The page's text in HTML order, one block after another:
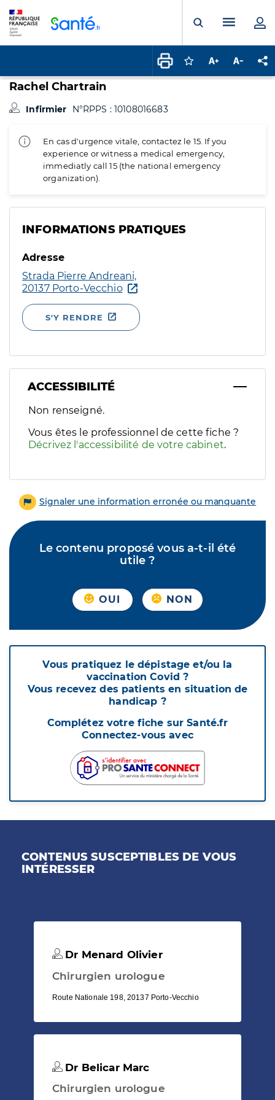
Ouvrir laMenu
Connectez-vous
Augmenter la
Rachel Chartrain
Infirmier N°RPPS : 10108016683
En cas d'urgence vitale, contactez le 15. If you
experience or witness a medical emergency,
immediatly call 15 (the national emergency
organization).
INFORMATIONS PRATIQUES
Adresse
Strada Pierre Andreani,
20137 Porto-Vecchio
S'Y RENDRE
ACCESSIBILITÉ
Filtres
Sélectionnez un ou plusieurs handicaps/besoins
Non renseigné.
Vous êtes le professionnel de cette fiche ?
Décrivez l'accessibilité de votre cabinet.
Signaler une information erronée ou manquante
Le contenu proposé vous a-t-il été
utile ?
OUI NON
Vous pratiquez le dépistage et/ou la
vaccination Covid ?
Vous recevez des patients en situation de
handicap ?
Complétez votre fiche sur Santé.fr
Connectez-vous avec
CONTENUS SUSCEPTIBLES DE VOUS
INTÉRESSER
Dr Menard Olivier
Chirurgien urologue
Route Nationale 198, 20137 Porto-Vecchio
Dr Belicar Marc
Chirurgien urologue